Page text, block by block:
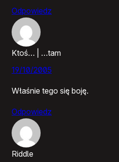
Odpowiedz
Ktoś… | …tam
19/10/2005
Właśnie tego się boję.
Odpowiedz
Riddle